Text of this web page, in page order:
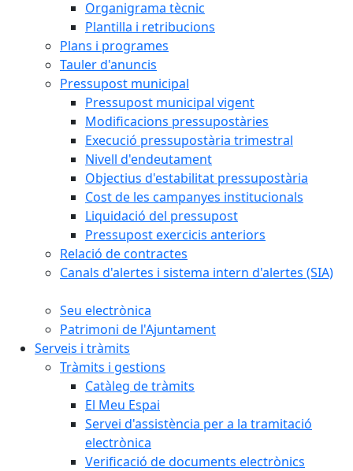
Organigrama tècnic
Plantilla i retribucions
Plans i programes
Tauler d'anuncis
Pressupost municipal
Pressupost municipal vigent
Modificacions pressupostàries
Execució pressupostària trimestral
Nivell d'endeutament
Objectius d'estabilitat pressupostària
Cost de les campanyes institucionals
Liquidació del pressupost
Pressupost exercicis anteriors
Relació de contractes
Canals d'alertes i sistema intern d'alertes (SIA)
Seu electrònica
Patrimoni de l'Ajuntament
Serveis i tràmits
Tràmits i gestions
Catàleg de tràmits
El Meu Espai
Servei d'assistència per a la tramitació
electrònica
Verificació de documents electrònics